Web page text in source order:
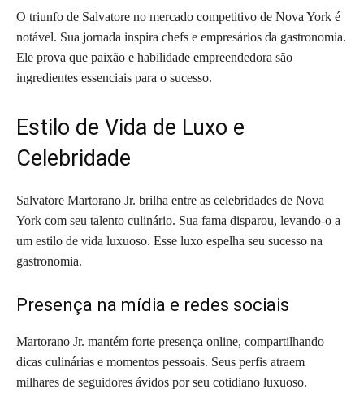
O triunfo de Salvatore no mercado competitivo de Nova York é
notável. Sua jornada inspira chefs e empresários da gastronomia.
Ele prova que paixão e habilidade empreendedora são
ingredientes essenciais para o sucesso.
Estilo de Vida de Luxo e
Celebridade
Salvatore Martorano Jr. brilha entre as celebridades de Nova
York com seu talento culinário. Sua fama disparou, levando-o a
um estilo de vida luxuoso. Esse luxo espelha seu sucesso na
gastronomia.
Presença na mídia e redes sociais
Martorano Jr. mantém forte presença online, compartilhando
dicas culinárias e momentos pessoais. Seus perfis atraem
milhares de seguidores ávidos por seu cotidiano luxuoso.